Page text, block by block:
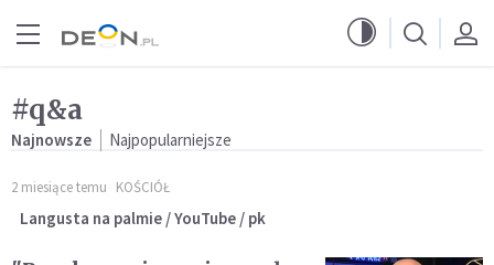
#q&a
Najnowsze Najpopularniejsze
2 miesiące temu KOŚCIÓŁ
Langusta na palmie / YouTube / pk